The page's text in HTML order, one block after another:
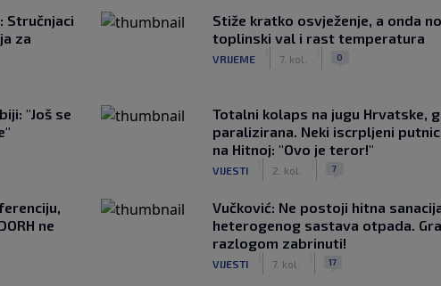
Stručnjaci
za
Stiže kratko osvježenje, a onda
toplinski val i rast temperatura
VRIJEME 7. kol. 0
"Još se
Totalni kolaps na jugu Hrvatske,
paralizirana. Neki iscrpljeni
na Hitnoj: "Ovo je teror!"
VIJESTI 2. kol. 7
ne
Vučković: Ne postoji hitna
heterogenog sastava otpada.
razlogom zabrinuti!
VIJESTI 7. kol. 17